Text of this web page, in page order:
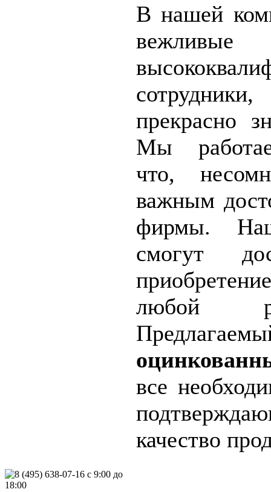
В нашей
прекрасно
Мы
что,
важным
фирмы.
смогут
любой
все
качество